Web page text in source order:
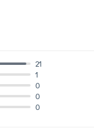
0
0
0
1
21